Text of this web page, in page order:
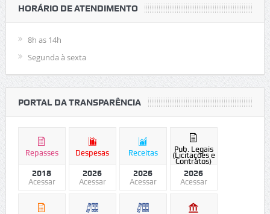
HORÁRIO DE ATENDIMENTO
8h as 14h
Segunda à sexta
PORTAL DA TRANSPARÊNCIA
Repasses
2018
Acessar
Despesas
2026
Acessar
Receitas
2026
Acessar
Pub. Legais
(Licitações e
Contratos)
2026
Acessar